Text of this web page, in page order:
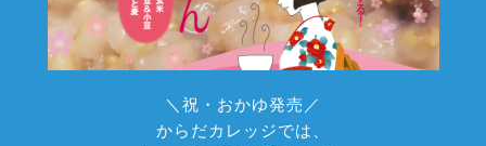
＼祝・おかゆ発売／
からだカレッジでは、